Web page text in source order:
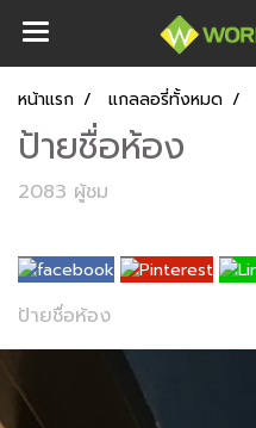
หน้าแรก แกลลอรี่ทั้งหมด
ป้ายชื่อห้อง
2083 ผู้ชม
ป้ายชื่อห้อง